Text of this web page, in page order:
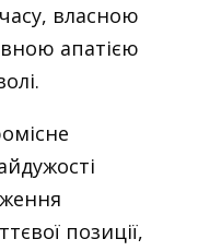
власною
апатією
позиції,